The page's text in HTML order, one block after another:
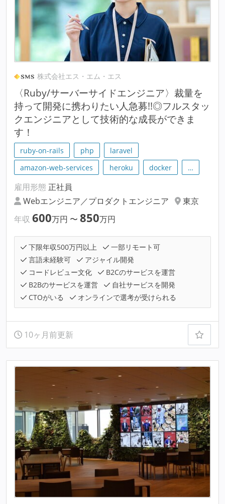
株式会社エス・エム・エス
〈Ruby/サーバーサイドエンジニア〉裁量を
持って開発に携わりたい人急募!!◎フルスタッ
クエンジニアとして技術的な成長ができま
す！
ruby-on-rails php
laravel
amazon-web-services
heroku docker …
雇用形態 正社員
Webエンジニア／プロダクトエンジニア
東京
年収 600万円 〜 850万円
下限年収500万円以上
一部リモート可
言語未経験可
アジャイル開発
コードレビュー文化
B2Cのサービスを運営
B2Bのサービスを運営
自社サービスを開発
CTOがいる
オンラインで選考が受けられる
10ヶ月前更新